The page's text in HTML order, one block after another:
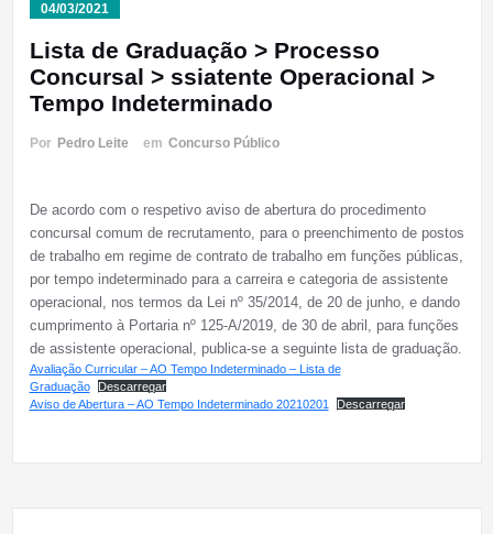
04/03/2021
Lista de Graduação > Processo
Concursal > ssiatente Operacional >
Tempo Indeterminado
Por Pedro Leite em Concurso Público
De acordo com o respetivo aviso de abertura do procedimento
concursal comum de recrutamento, para o preenchimento de postos
de trabalho em regime de contrato de trabalho em funções públicas,
por tempo indeterminado para a carreira e categoria de assistente
operacional, nos termos da Lei nº 35/2014, de 20 de junho, e dando
cumprimento à Portaria nº 125-A/2019, de 30 de abril, para funções
de assistente operacional, publica-se a seguinte lista de graduação.
Avaliação Curricular – AO Tempo Indeterminado – Lista de
Graduação
Descarregar
Aviso de Abertura – AO Tempo Indeterminado 20210201
Descarregar